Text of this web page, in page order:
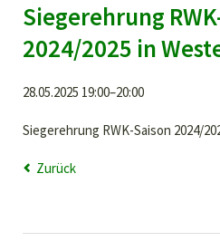
Siegerehrung
2024/2025 in
28.05.2025 19:00–20:00
Siegerehrung RWK-Saison 2024/
Zurück